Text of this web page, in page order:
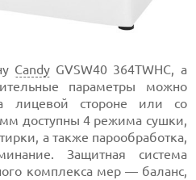
CandyGVSW40 364TWHC, а
параметры можно
лицевой стороне или со
доступны 4 режима сушки,
а также парообработка,
Защитная система
комплекса мер — баланс,